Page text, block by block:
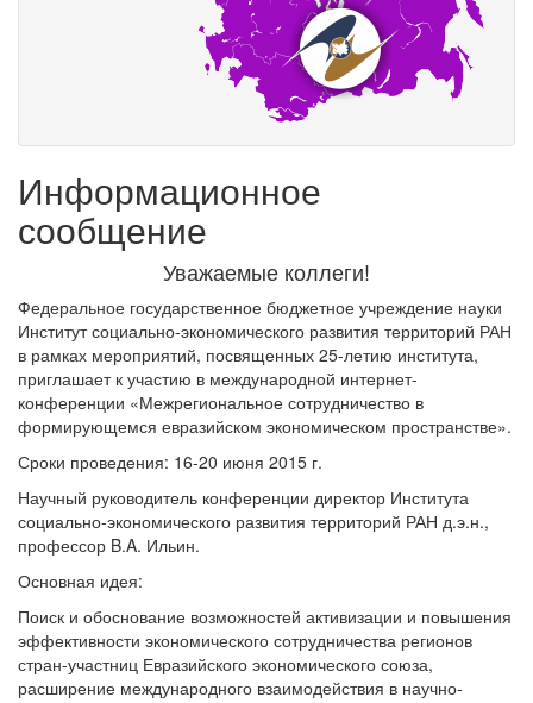
Информационное
сообщение
Уважаемые коллеги!
Федеральное государственное бюджетное учреждение науки
Институт социально-экономического развития территорий РАН
в рамках мероприятий, посвященных 25-летию института,
приглашает к участию в международной интернет-
конференции «Межрегиональное сотрудничество в
формирующемся евразийском экономическом пространстве».
Сроки проведения: 16-20 июня 2015 г.
Научный руководитель конференции директор Института
социально-экономического развития территорий РАН д.э.н.,
профессор B.A. Ильин.
Основная идея:
Поиск и обоснование возможностей активизации и повышения
эффективности экономического сотрудничества регионов
стран-участниц Евразийского экономического союза,
расширение международного взаимодействия в научно-